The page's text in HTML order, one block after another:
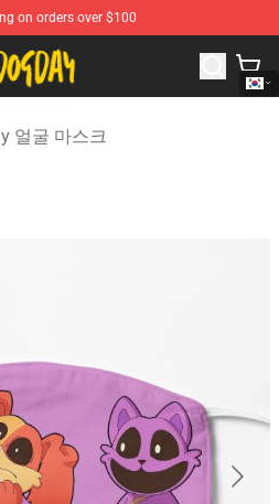
on orders over $100
DogDay Merchandise Shop
얼굴 마스크